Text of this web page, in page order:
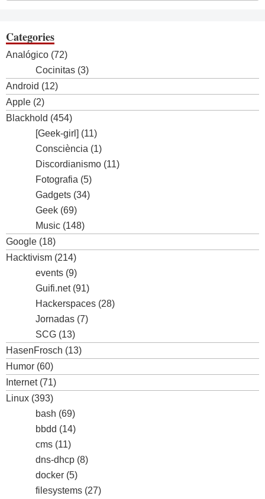
Categories
Analógico (72)
Cocinitas (3)
Android (12)
Apple (2)
Blackhold (454)
[Geek-girl] (11)
Consciència (1)
Discordianismo (11)
Fotografia (5)
Gadgets (34)
Geek (69)
Music (148)
Google (18)
Hacktivism (214)
events (9)
Guifi.net(91)
Hackerspaces (28)
Jornadas (7)
SCG (13)
HasenFrosch (13)
Humor (60)
Internet(71)
Linux (393)
bash (69)
bbdd (14)
cms (11)
dns-dhcp (8)
docker (5)
filesystems (27)